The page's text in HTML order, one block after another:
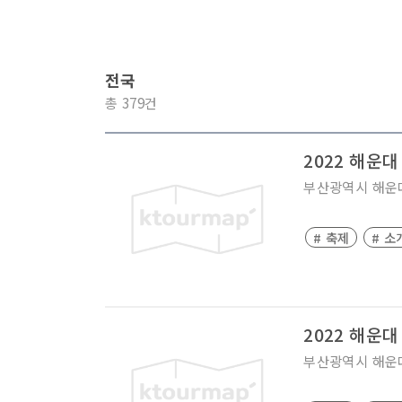
전국
총 379건
2022 해운
부산광역시 해운
# 축제 # 소
2022 해운
부산광역시 해운